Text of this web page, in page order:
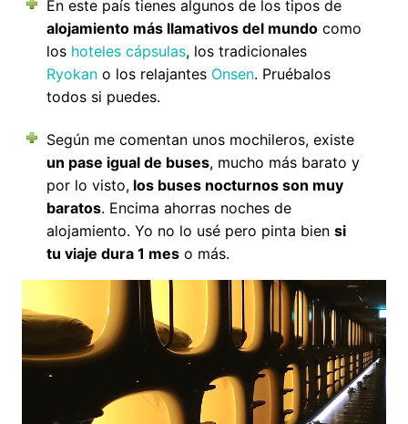
En este país tienes algunos de los tipos de
alojamiento más llamativos del mundocomo
los hoteles cápsulas, los tradicionales
Ryokano los relajantes Onsen. Pruébalos
todos si puedes.
Según me comentan unos mochileros, existe
un pase igual de buses, mucho más barato y
por lo visto,los buses nocturnos son muy
baratos. Encima ahorras noches de
alojamiento. Yo no lo usé pero pinta bien si
tu viaje dura 1 meso más.